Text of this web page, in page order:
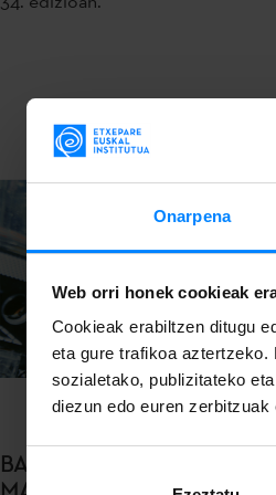
Onarpena
Web orri honek cookieak
Cookieak erabiltzen ditugu
eta gure trafikoa aztertzeko.
sozialetako, publizitateko
diezun edo euren
BASQUE. PLAYLIST. #12 –